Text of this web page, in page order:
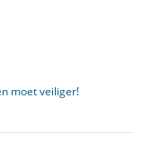
moet veiliger!